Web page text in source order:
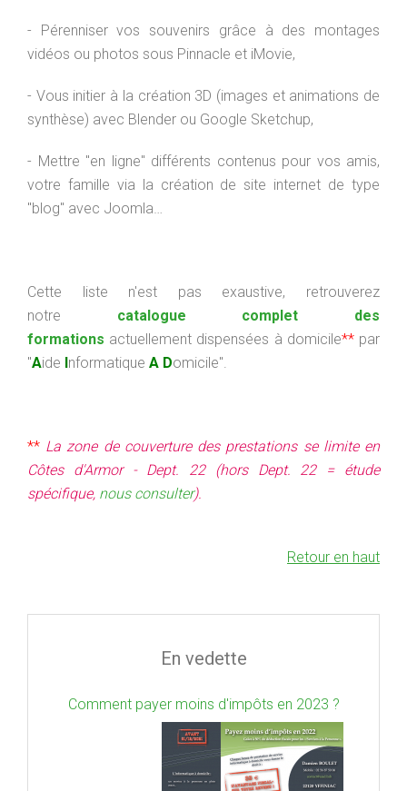
- Pérenniser vos souvenirs grâce à des montages
vidéos ou photos sous Pinnacle et iMovie,
- Vous initier à la création 3D (images et animations de
synthèse) avec Blender ou Google Sketchup,
- Mettre "en ligne" différents contenus pour vos amis,
votre famille via la création de site internet de type
"blog" avec Joomla…
Cette liste n'est pas exaustive, retrouverez
notre catalogue complet des
formations actuellement dispensées à domicile**par
"Aide Informatique A Domicile".
** La zone de couverture des prestations se limite en
Côtes d'Armor - Dept. 22 (hors Dept. 22 = étude
spécifique, nous consulter).
Retour en haut
En vedette
Comment payer moins d'impôts en 2023 ?